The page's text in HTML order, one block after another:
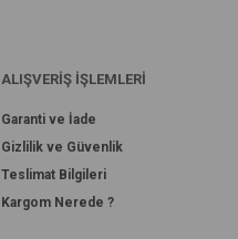
ALIŞVERİŞ İŞLEMLERİ
Garanti ve İade
Gizlilik ve Güvenlik
Teslimat Bilgileri
Kargom Nerede ?